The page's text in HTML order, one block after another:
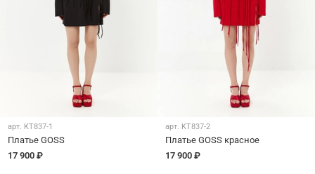
арт. KT837-1
Платье GOSS
17 900 ₽
арт. KT837-2
Платье GOSS красное
17 900 ₽